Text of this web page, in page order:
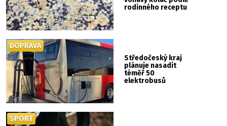
rodinného receptu
Středočeský kraj
plánuje nasadit
téměř 50
elektrobusů
DOPRAVA
SPORT